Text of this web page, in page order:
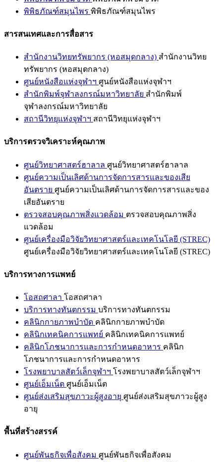
พิพิธภัณฑ์สมุนไพร พิพิธภัณฑ์สมุนไพร
สารสนเทศและการสื่อสาร
สำนักงานวิทยทรัพยากร (หอสมุดกลาง) สำนักงานวิทย
ทรัพยากร (หอสมุดกลาง)
ศูนย์หนังสือแห่งจุฬาฯ ศูนย์หนังสือแห่งจุฬาฯ
สำนักพิมพ์จุฬาลงกรณ์มหาวิทยาลัย สำนักพิมพ์
จุฬาลงกรณ์มหาวิทยาลัย
สถานีวิทยุแห่งจุฬาฯ สถานีวิทยุแห่งจุฬาฯ
บริการตรวจวิเคราะห์คุณภาพ
ศูนย์วิทยาศาสตร์ฮาลาล ศูนย์วิทยาศาสตร์ฮาลาล
ศูนย์ความเป็นเลิศด้านการจัดการสารและของเสีย
อันตราย ศูนย์ความเป็นเลิศด้านการจัดการสารและของ
เสียอันตราย
ตรวจสอบคุณภาพสิ่งแวดล้อม ตรวจสอบคุณภาพสิ่ง
แวดล้อม
ศูนย์เครื่องมือวิจัยวิทยาศาสตร์และเทคโนโลยี (STREC)
ศูนย์เครื่องมือวิจัยวิทยาศาสตร์และเทคโนโลยี (STREC)
บริการทางการแพทย์
โอสถศาลา โอสถศาลา
บริการทางทันตกรรม บริการทางทันตกรรม
คลินิกกายภาพบำบัด คลินิกกายภาพบำบัด
คลินิกเทคนิคการแพทย์ คลินิกเทคนิคการแพทย์
คลินิกโภชนาการและการกำหนดอาหาร คลินิก
โภชนาการและการกำหนดอาหาร
โรงพยาบาลสัตว์เล็กจุฬาฯ โรงพยาบาลสัตว์เล็กจุฬาฯ
ศูนย์เอ็มเน็ต ศูนย์เอ็มเน็ต
ศูนย์ส่งเสริมสุขภาวะผู้สูงอายุ ศูนย์ส่งเสริมสุขภาวะผู้สูง
อายุ
พื้นที่สร้างสรรค์
ศูนย์พันธกิจเพื่อสังคม ศูนย์พันธกิจเพื่อสังคม